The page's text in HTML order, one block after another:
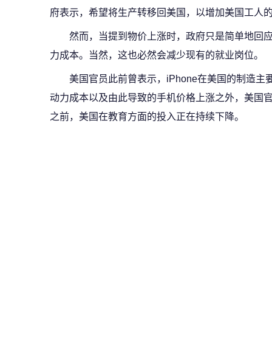
府表示，希望将生产转移回美国，以增加美国工人
然而，当提到物价上涨时，政府只是简单地回
力成本。当然，这也必然会减少现有的就业岗位。
美国官员此前曾表示，iPhone在美国的制造主
动力成本以及由此导致的手机价格上涨之外，美国
之前，美国在教育方面的投入正在持续下降。